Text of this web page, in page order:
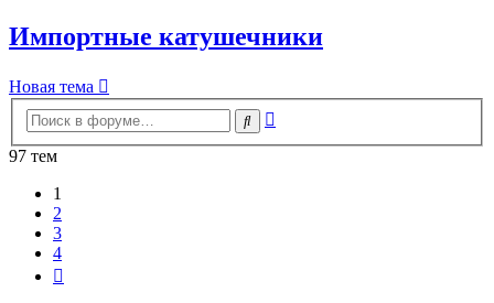
Импортные катушечники
Новая тема
Поиск
97 тем
1
2
3
4